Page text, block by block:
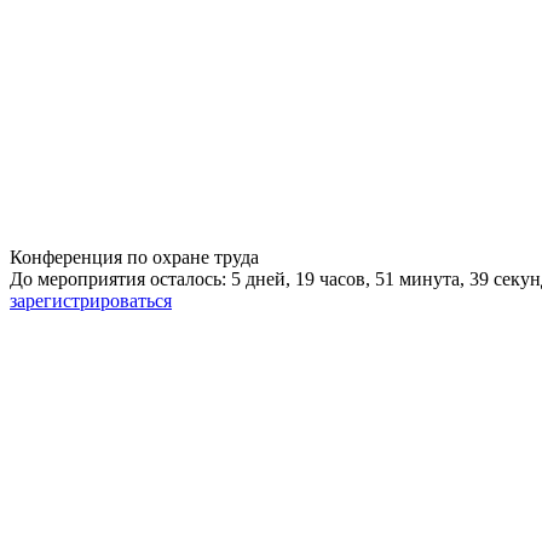
Конференция по охране труда
До мероприятия осталось: 5 дней, 19 часов, 51 минута, 38
зарегистрироваться